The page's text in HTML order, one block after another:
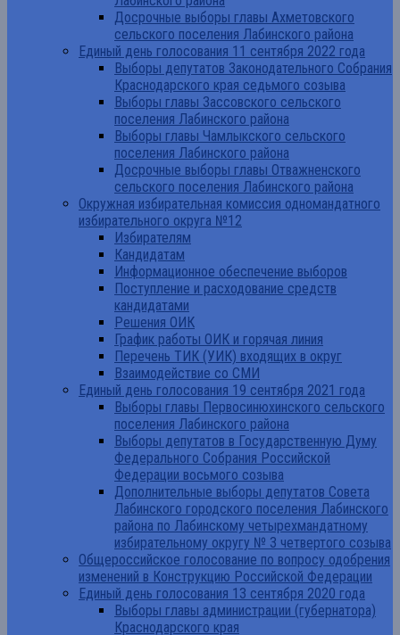
Досрочные выборы главы Ахметовского
сельского поселения Лабинского района
Единый день голосования 11 сентября 2022 года
Выборы депутатов Законодательного Собрания
Краснодарского края седьмого созыва
Выборы главы Зассовского сельского
поселения Лабинского района
Выборы главы Чамлыкского сельского
поселения Лабинского района
Досрочные выборы главы Отважненского
сельского поселения Лабинского района
Окружная избирательная комиссия одномандатного
избирательного округа №12
Избирателям
Кандидатам
Информационное обеспечение выборов
Поступление и расходование средств
кандидатами
Решения ОИК
График работы ОИК и горячая линия
Перечень ТИК (УИК) входящих в округ
Взаимодействие со СМИ
Единый день голосования 19 сентября 2021 года
Выборы главы Первосинюхинского сельского
поселения Лабинского района
Выборы депутатов в Государственную Думу
Федерального Собрания Российской
Федерации восьмого созыва
Дополнительные выборы депутатов Совета
Лабинского городского поселения Лабинского
района по Лабинскому четырехмандатному
избирательному округу № 3 четвертого созыва
Общероссийское голосование по вопросу одобрения
изменений в Конструкцию Российской Федерации
Единый день голосования 13 сентября 2020 года
Выборы главы администрации (губернатора)
Краснодарского края